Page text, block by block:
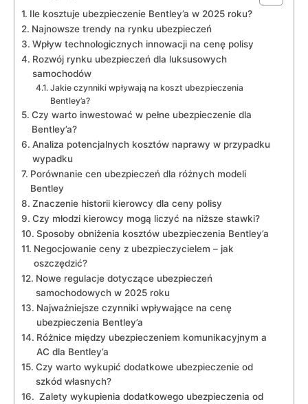
Ile kosztuje ubezpieczenie Bentley’a w 2025 roku?
Najnowsze trendy na rynku ubezpieczeń
Wpływ⁣ technologicznych innowacji na cenę polisy
Rozwój rynku ubezpieczeń dla luksusowych
samochodów
Jakie czynniki‌ wpływają​ na koszt ubezpieczenia
Bentley’a?
Czy warto inwestować w pełne ubezpieczenie dla
Bentley’a?
Analiza⁢ potencjalnych ⁤kosztów naprawy w przypadku
wypadku
Porównanie cen ubezpieczeń dla⁢ różnych modeli‌
Bentley
Znaczenie historii ⁢kierowcy dla ceny polisy
Czy młodzi kierowcy mogą liczyć na niższe stawki?
Sposoby ⁢obniżenia kosztów ubezpieczenia Bentley’a
Negocjowanie ceny z​ ubezpieczycielem – jak
oszczędzić?
Nowe ⁢regulacje​ dotyczące ubezpieczeń
samochodowych w 2025 ⁤roku
Najważniejsze czynniki‌ wpływające na cenę
ubezpieczenia Bentley’a
Różnice między ⁢ubezpieczeniem komunikacyjnym ⁣a
AC dla Bentley’a
Czy warto wykupić dodatkowe ubezpieczenie od ​
szkód własnych?
‍ Zalety wykupienia dodatkowego ubezpieczenia od